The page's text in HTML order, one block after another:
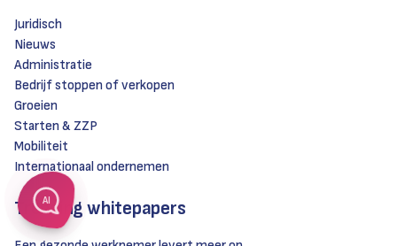
AI
Juridisch
Nieuws
Administratie
Bedrijf stoppen of verkopen
Groeien
Starten & ZZP
Mobiliteit
Internationaal ondernemen
Trending whitepapers